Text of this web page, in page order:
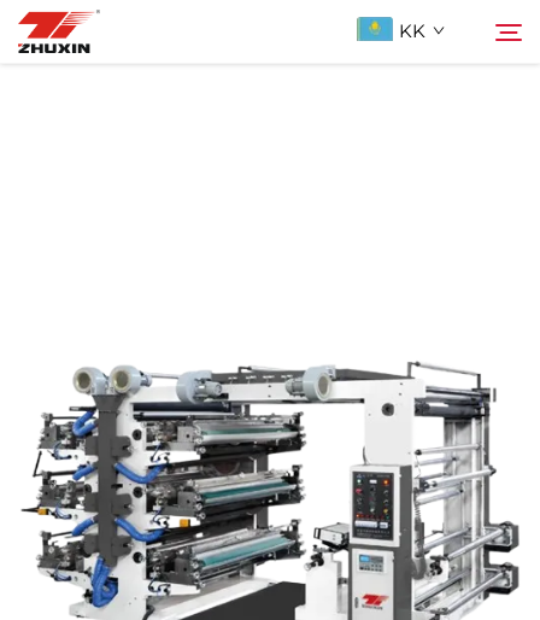
KK
Жаңалықтар
Бізге ХабарLAS
ҚОСЫЛҒАН СУАЛДАР